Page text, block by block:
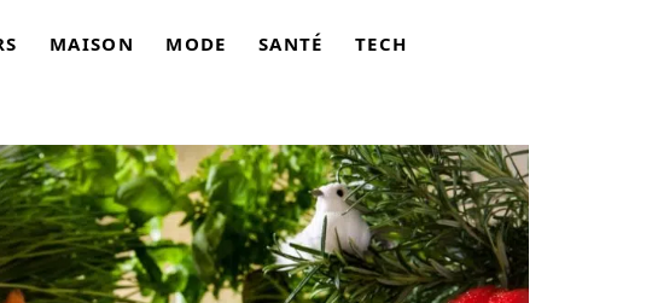
MAISON MODE SANTÉ TECH